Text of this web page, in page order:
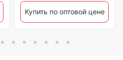
Купить по оптовой цене